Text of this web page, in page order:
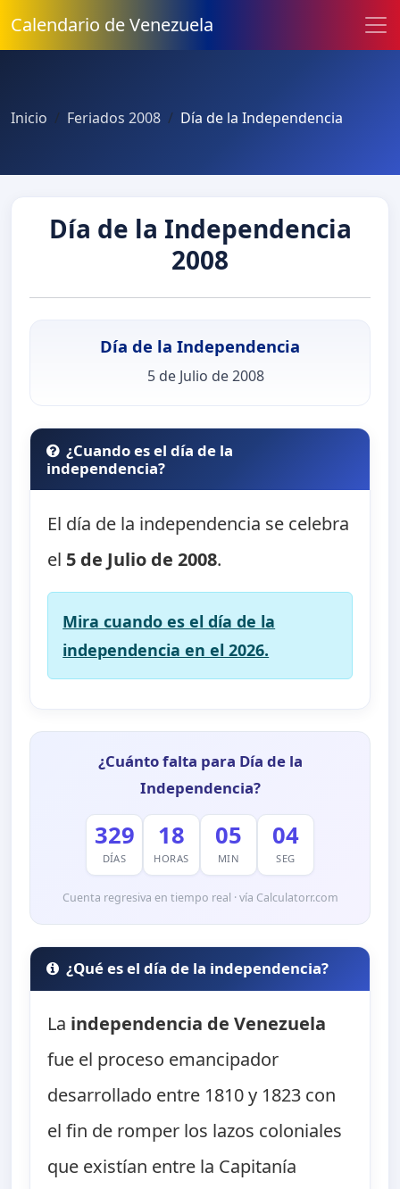
Calendario de Venezuela
Inicio Feriados 2008 Día de la Independencia
Día de la Independencia
2008
Día de la Independencia
5 de Julio de 2008
¿Cuando es el día de la
independencia?
El día de la independencia se celebra
el 5 de Julio de 2008.
Mira cuando es el día de la
independencia en el 2026.
¿Cuánto falta para Día de la
Independencia?
329
DÍAS
18
HORAS
05
MIN
03
SEG
Cuenta regresiva en tiempo real · vía Calculatorr.com
¿Qué es el día de la independencia?
La independencia de Venezuela
fue el proceso emancipador
desarrollado entre 1810 y 1823 con
el fin de romper los lazos coloniales
que existían entre la Capitanía